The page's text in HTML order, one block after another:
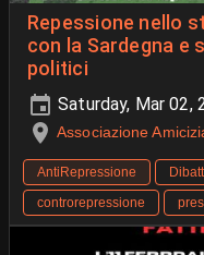
Repessione nello
con la Sardegna e
politici
Saturday, Mar 02,
Associazione
AntiRepressione
controrepressione